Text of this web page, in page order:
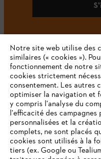
L'Entreprise
Notre site web utilise des
similaires (« cookies »).
fonctionnement de notre
cookies strictement
consentement. Les autres
optimiser la navigation et
y compris l'analyse du
l'efficacité des
personnalisées et la
complets, ne sont placés
cookies sont utilisés à la
tiers (ex. Google ou